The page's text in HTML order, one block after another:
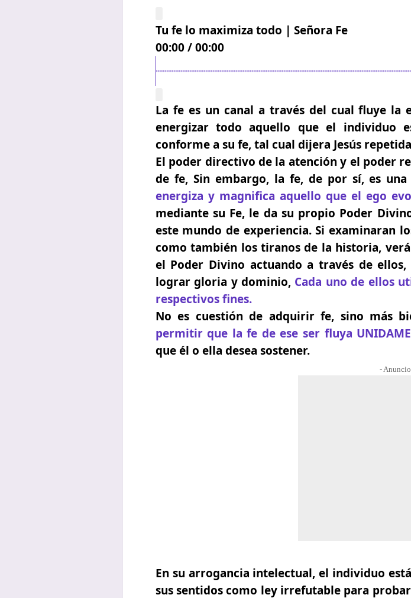
Tu fe lo maximiza todo | Señora Fe
00:00 / 00:00
La fe es un canal a través del cual fluye la
energizar todo aquello que el individuo
conforme a su fe,tal cual dijera Jesús
El poder directivo de la atención y el poder
de fe, Sin embargo, la fe, de por sí, es
energiza y magnifica aquello que el ego
mediante su Fe, le da su propio Poder
este mundo de experiencia. Si examinaran
como también los tiranos de la historia,
el Poder Divino actuando a través de
lograr gloria y dominio, Cada uno de ellos
respectivos fines.
No es cuestión de adquirir fe, sino más
permitir que la fe de ese ser fluya
que él o ella desea sostener.
-
En su arrogancia intelectual, el individuo
sus sentidos como ley irrefutable para